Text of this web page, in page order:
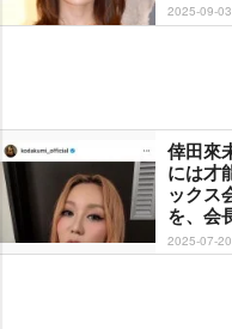
2025-09-03
倖田來
には才
ックス
を、会
2025-07-20